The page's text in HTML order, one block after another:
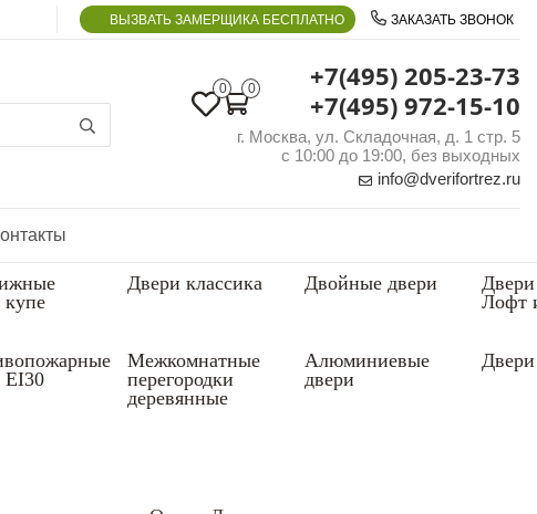
ВЫЗВАТЬ ЗАМЕРЩИКА БЕСПЛАТНО ЗАКАЗАТЬ ЗВОНОК
0 0
+7(495) 205-23-73
+7(495) 972-15-10
г. Москва, ул. Складочная, д. 1 стр. 5
с 10:00 до 19:00, без выходных
info@dverifortrez.ru
купе
Двери классика Двойные двери
Лофт
EI30
Межкомнатные
перегородки
деревянные
Алюминиевые
двери
Двери